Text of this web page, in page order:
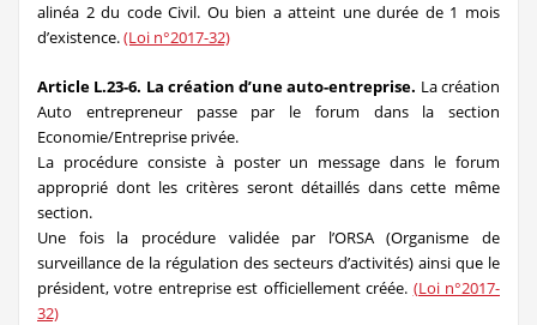
alinéa 2 du code Civil. Ou bien a atteint une durée de 1 mois
d’existence.(Loi n°2017-32)
Article L.23-6. La création d’une auto-entreprise. La création
Auto entrepreneur passe par le forum dans la section
Economie/Entreprise privée.
La procédure consiste à poster un message dans le forum
approprié dont les critères seront détaillés dans cette même
section.
Une fois la procédure validée par l’ORSA (Organisme de
surveillance de la régulation des secteurs d’activités) ainsi que le
président, votre entreprise est officiellement créée. (Loi n°2017-
32)